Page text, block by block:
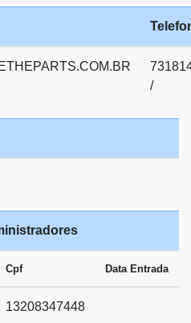
/
Cpf Data Entrada
13208347448